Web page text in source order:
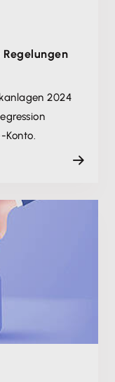
Regelungen
2024
Konto.